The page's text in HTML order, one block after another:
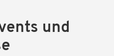
und